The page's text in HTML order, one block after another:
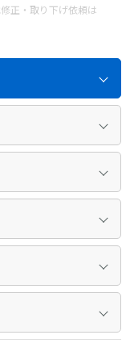
正・取り下げ依頼は